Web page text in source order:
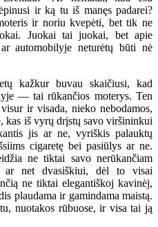
ir ką tu iš manęs padarei?
ir noriu kvepėti, bet tik ne
Juokai tai juokai, bet apie
automobilyje neturėtų būti nė
buvau skaičiusi, kad
— tai rūkančios moterys. Ten
ir visada, nieko nebodamos,
kas iš vyrų drįstų savo viršininkui
jis ar ne, vyriškis palauktų
cigaretę bei pasiūlys ar ne.
ne tiktai savo nerūkančiam
net dvasiškiui, dėl to visai
ne tiktai elegantiškoj kavinėj,
plaudama ir gamindama maistą.
nuotakos rūbuose, ir visa tai ją